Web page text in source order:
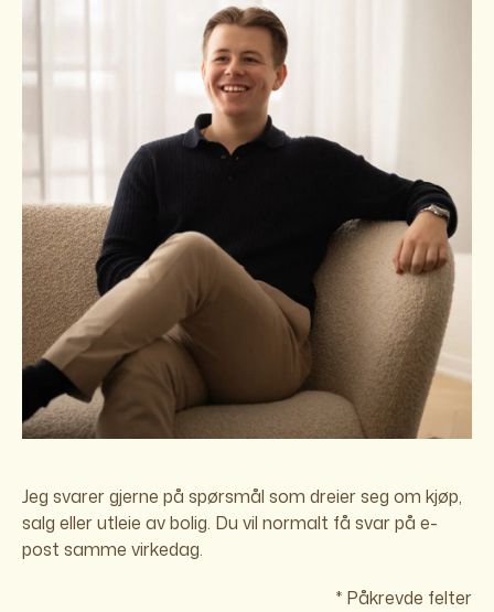
Jeg svarer gjerne på spørsmål som dreier seg om kjøp,
salg eller utleie av bolig. Du vil normalt få svar på e-
post samme virkedag.
* Påkrevde felter